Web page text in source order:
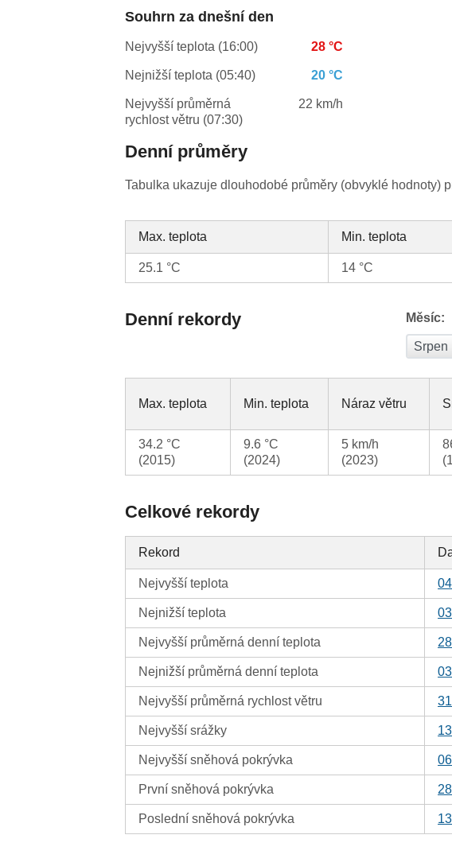
Souhrn za dnešní den
Nejvyšší teplota (16:00) 28 °C
Nejnižší teplota (05:40) 20 °C
Nejvyšší průměrná
rychlost větru (07:30)
22 km/h
Denní průměry
Tabulka ukazuje dlouhodobé průměry (obvyklé hodnoty)
Max. teplota Min. teplota
25.1 °C 14 °C
Denní rekordy Měsíc:
Max. teplota Min. teplota Náraz větru
34.2 °C
(2015)
9.6 °C
(2024)
5 km/h
(2023)
Celkové rekordy
Rekord
Nejvyšší teplota
Nejnižší teplota
Nejvyšší průměrná denní teplota
Nejnižší průměrná denní teplota
Nejvyšší průměrná rychlost větru
Nejvyšší srážky
Nejvyšší sněhová pokrývka
První sněhová pokrývka
Poslední sněhová pokrývka